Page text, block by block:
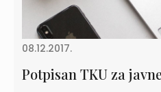
08.12.2017.
Potpisan TKU za